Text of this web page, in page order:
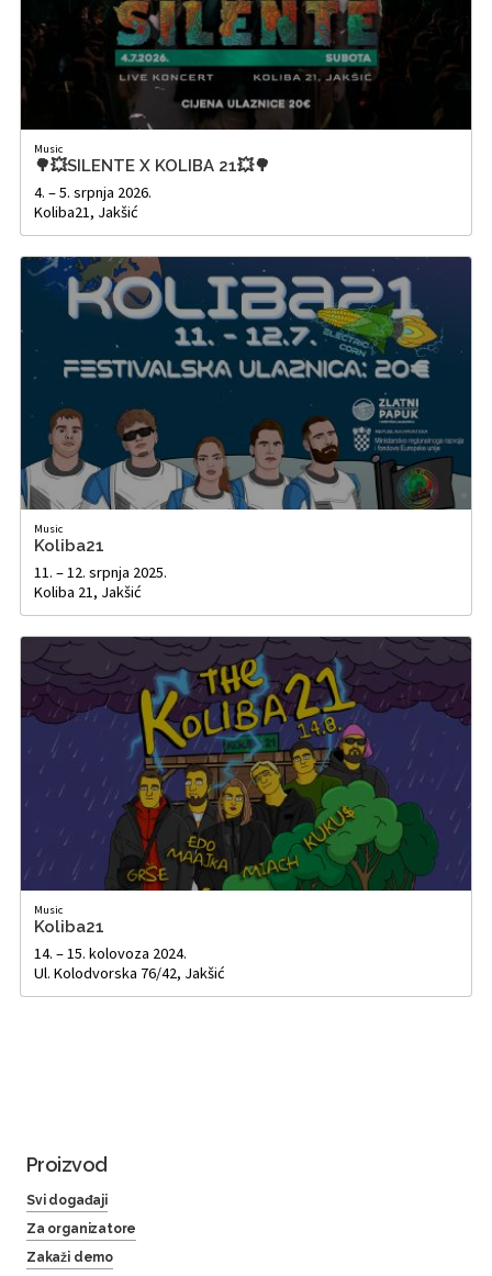
Music
🌳💥SILENTE X KOLIBA 21💥🌳
4. – 5. srpnja 2026.
Koliba21, Jakšić
Music
Koliba21
11. – 12. srpnja 2025.
Koliba 21, Jakšić
Music
Koliba21
14. – 15. kolovoza 2024.
Ul. Kolodvorska 76/42, Jakšić
Proizvod
Svi događaji
Za organizatore
Zakaži demo